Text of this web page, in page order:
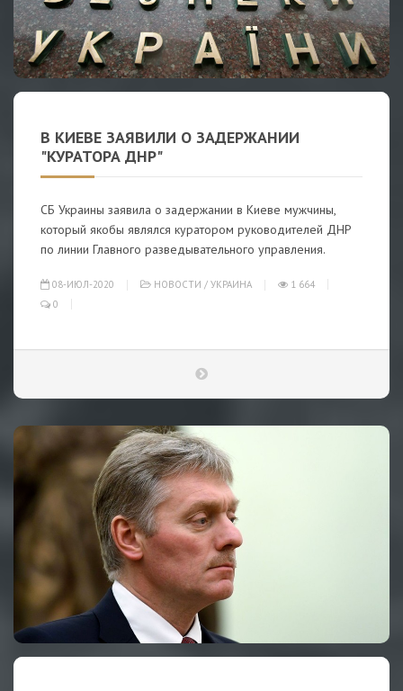
В КИЕВЕ ЗАЯВИЛИ О ЗАДЕРЖАНИИ
"КУРАТОРА ДНР"
СБ Украины заявила о задержании в Киеве мужчины,
который якобы являлся куратором руководителей ДНР
по линии Главного разведывательного управления.
08-ИЮЛ-2020 НОВОСТИ / УКРАИНА
1 664
0